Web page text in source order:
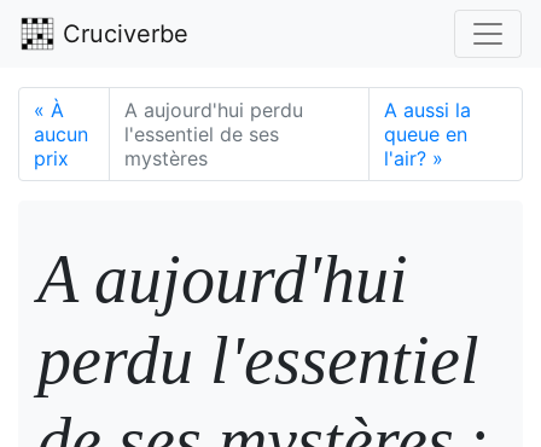
Cruciverbe
« À
aucun
prix
A aujourd'hui perdu
l'essentiel de ses
mystères
A aussi la
queue en
l'air? »
A aujourd'hui
perdu l'essentiel